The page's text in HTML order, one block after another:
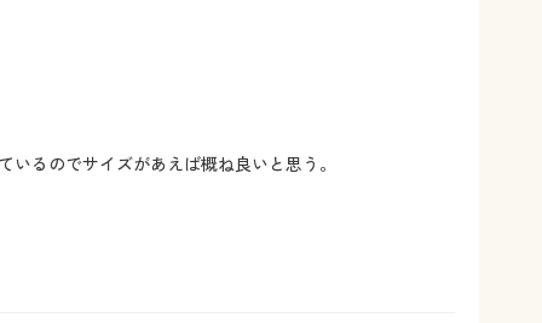
るのでサイズがあえば概ね良いと思う。